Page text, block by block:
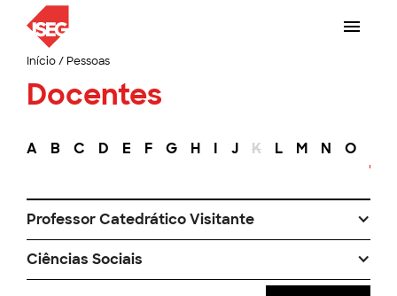
Início/ Pessoas
Docentes
A B C D E F G H I J K L M N O
Professor Catedrático Visitante
Ciências Sociais